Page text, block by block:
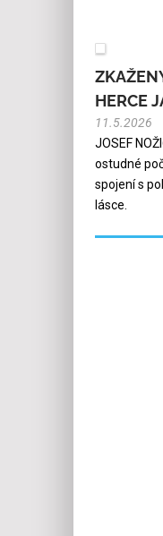
HERCE
11.5.2026
JOSEF
ostudné
spojení s
lásce.